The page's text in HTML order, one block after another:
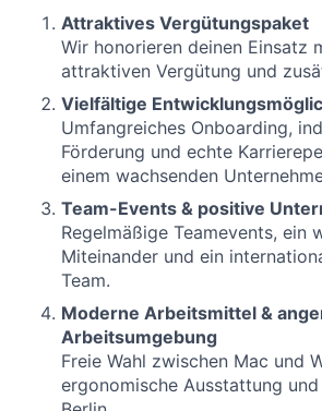
Attraktives Vergütungspaket
Wir honorieren deinen Einsatz
attraktiven Vergütung und
Vielfältige
Umfangreiches Onboarding,
Förderung und echte
einem wachsenden
Team-Events & positive
Regelmäßige Teamevents, ein
Miteinander und ein
Team.
Moderne Arbeitsmittel &
Arbeitsumgebung
Freie Wahl zwischen Mac und
ergonomische Ausstattung